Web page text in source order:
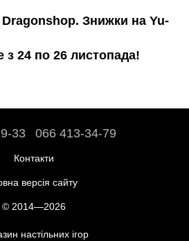
Знижки на Yu-
з 24 по 26 листопада!
33 066 413-34-79
Контакти
версія сайту
© 2014—2026
настільних ігор